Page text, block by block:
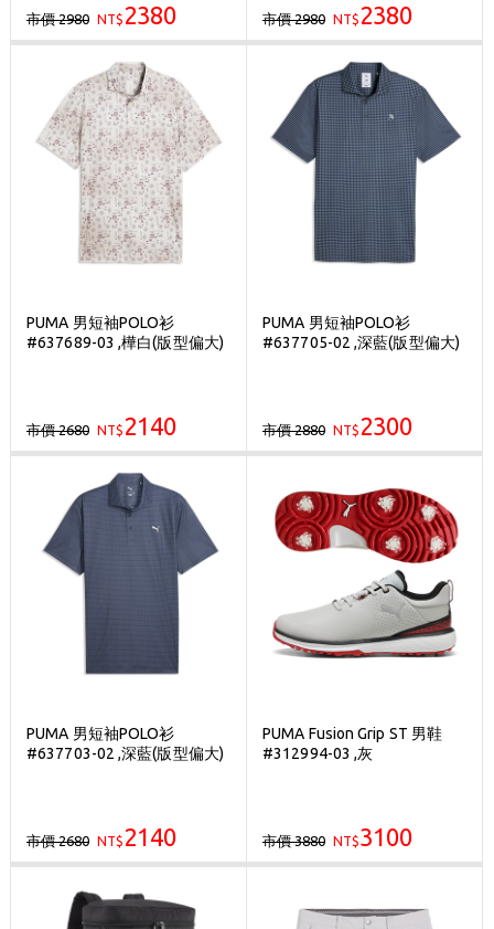
市價 2980 NT$ 2380 市價 2980 NT$ 2380
PUMA 男短袖POLO衫
#637689-03 ,樺白(版型偏大)
市價 2680 NT$ 2140
PUMA 男短袖POLO衫
#637705-02 ,深藍(版型偏大)
市價 2880 NT$ 2300
PUMA 男短袖POLO衫
#637703-02 ,深藍(版型偏大)
市價 2680 NT$ 2140
PUMA Fusion Grip ST 男鞋
#312994-03 ,灰
市價 3880 NT$3100